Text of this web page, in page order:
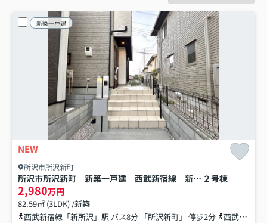
新築一戸建
NEW
所沢市所沢新町
所沢市所沢新町 新築一戸建 西武新宿線 新所沢 ２号棟
2,980万円
82.59㎡ (3LDK) /新築
西武新宿線「新所沢」駅 バス8分 「所沢新町」 停歩2分
西武池袋線「小手指」駅 バス15分 西武バス「所沢新田」 停歩5分